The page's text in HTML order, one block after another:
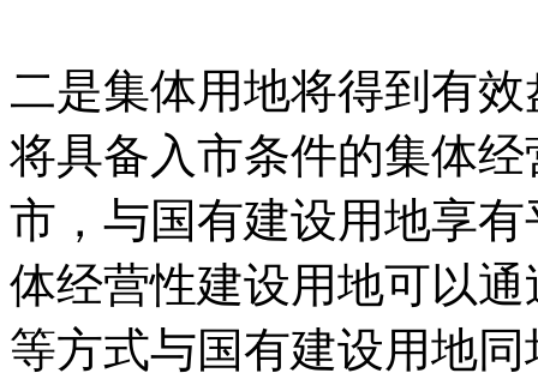
二是集体用地将得到有
将具备入市条件的集体
市，与国有建设用地享
体经营性建设用地可以
等方式与国有建设用地